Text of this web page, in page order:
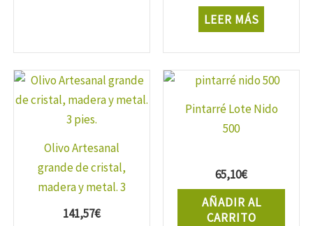
LEER MÁS
Olivo Artesanal
grande de cristal,
madera y metal. 3
pies.
141,57€
Pintarré Lote Nido
500
65,10€
AÑADIR AL
CARRITO